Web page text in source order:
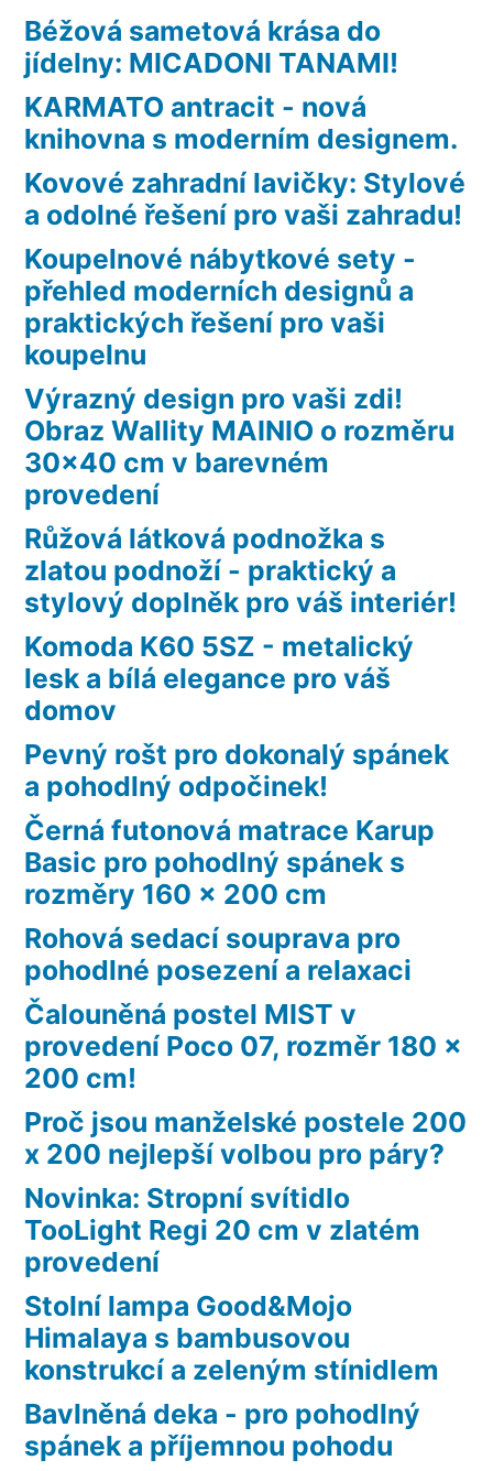
Béžová sametová krása do
jídelny: MICADONI TANAMI!
KARMATO antracit - nová
knihovna s moderním designem.
Kovové zahradní lavičky: Stylové
a odolné řešení pro vaši zahradu!
Koupelnové nábytkové sety -
přehled moderních designů a
praktických řešení pro vaši
koupelnu
Výrazný design pro vaši zdi!
Obraz Wallity MAINIO o rozměru
30×40 cm v barevném
provedení
Růžová látková podnožka s
zlatou podnoží - praktický a
stylový doplněk pro váš interiér!
Komoda K60 5SZ - metalický
lesk a bílá elegance pro váš
domov
Pevný rošt pro dokonalý spánek
a pohodlný odpočinek!
Černá futonová matrace Karup
Basic pro pohodlný spánek s
rozměry 160 x 200 cm
Rohová sedací souprava pro
pohodlné posezení a relaxaci
Čalouněná postel MIST v
provedení Poco 07, rozměr 180 x
200 cm!
Proč jsou manželské postele 200
x 200 nejlepší volbou pro páry?
Novinka: Stropní svítidlo
TooLight Regi 20 cm v zlatém
provedení
Stolní lampa Good&Mojo
Himalaya s bambusovou
konstrukcí a zeleným stínidlem
Bavlněná deka - pro pohodlný
spánek a příjemnou pohodu